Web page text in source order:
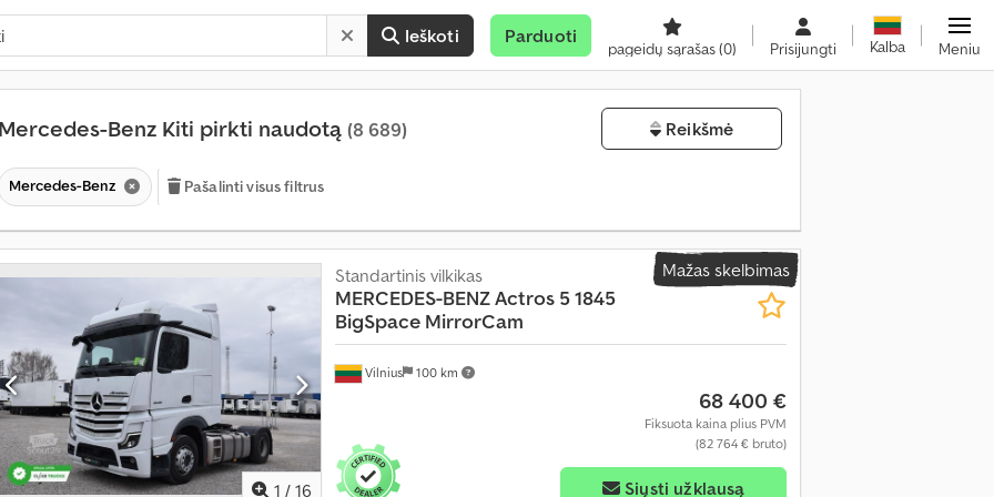
Ieškoti Parduoti
pageidų sąrašas(0) Prisijungti Kalba Meniu
Mercedes-Benz Kiti pirkti naudotą (8 689) Reikšmė
Mercedes-Benz Pašalinti visus filtrus
Mažas skelbimas
1 / 16
Vilnius 100 km
Standartinis vilkikas
MERCEDES-BENZActros 5 1845
BigSpace MirrorCam
68 400 €
Fiksuota kaina plius PVM
(82 764 € bruto)
Siųsti užklausą
K
a
s
ė
į